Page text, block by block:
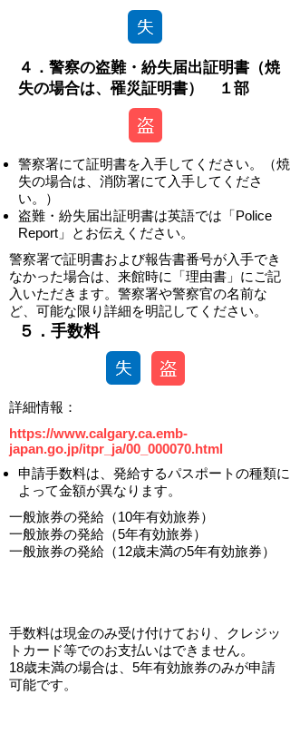
４．警察の盗難・紛失届出証明書（焼
失の場合は、罹災証明書） １部
警察署にて証明書を入手してください。（焼
失の場合は、消防署にて入手してくださ
い。）
盗難・紛失届出証明書は英語では「Police
Report」とお伝えください。
警察署で証明書および報告書番号が入手でき
なかった場合は、来館時に「理由書」にご記
入いただきます。警察署や警察官の名前な
ど、可能な限り詳細を明記してください。
​​５．手数料
​詳細情報：
https://www.calgary.ca.emb-
japan.go.jp/itpr_ja/00_000070.html
申請手数料は、発給するパスポートの種類に
よって金額が異なります。
一般旅券の発給（10年有効旅券）
一般旅券の発給（5年有効旅券）
一般旅券の発給（12歳未満の5年有効旅券）
​手数料は現金のみ受け付けており、クレジッ
トカード等でのお支払いはできません。
​18歳未満の場合は、5年有効旅券のみが申請
可能です。